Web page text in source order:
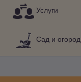
Услуги
Сад и огород